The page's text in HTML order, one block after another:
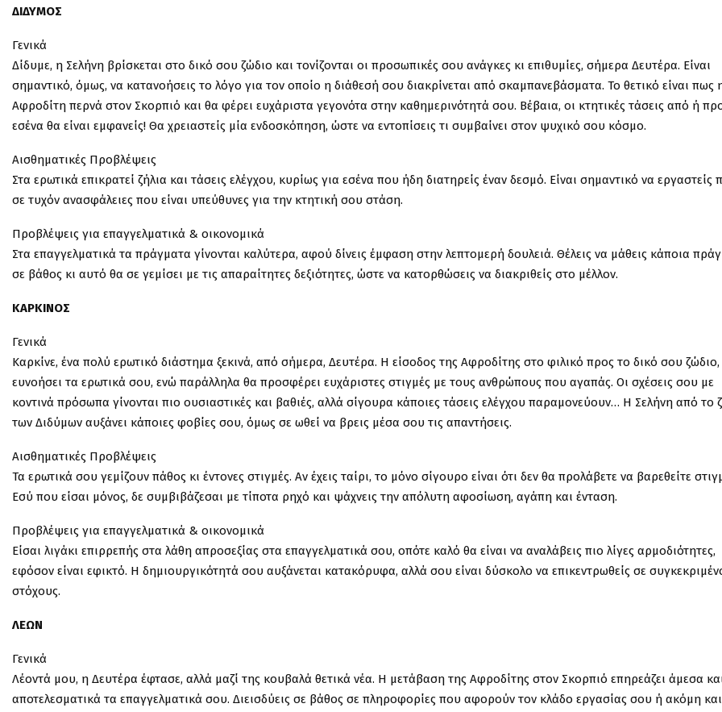
ΔΙΔΥΜΟΣ
Γενικά
Δίδυμε, η Σελήνη βρίσκεται στο δικό σου ζώδιο και τονίζονται οι προσωπικές σου ανάγκες κι επιθυμίες, σήμερα Δευτέρα. Είναι
σημαντικό, όμως, να κατανοήσεις το λόγο για τον οποίο η διάθεσή σου διακρίνεται από σκαμπανεβάσματα. Το θετικό είναι πως
Αφροδίτη περνά στον Σκορπιό και θα φέρει ευχάριστα γεγονότα στην καθημερινότητά σου. Βέβαια, οι κτητικές τάσεις από ή
εσένα θα είναι εμφανείς! Θα χρειαστείς μία ενδοσκόπηση, ώστε να εντοπίσεις τι συμβαίνει στον ψυχικό σου κόσμο.
Αισθηματικές Προβλέψεις
Στα ερωτικά επικρατεί ζήλια και τάσεις ελέγχου, κυρίως για εσένα που ήδη διατηρείς έναν δεσμό. Είναι σημαντικό να εργαστείς
σε τυχόν ανασφάλειες που είναι υπεύθυνες για την κτητική σου στάση.
Προβλέψεις για επαγγελματικά & οικονομικά
Στα επαγγελματικά τα πράγματα γίνονται καλύτερα, αφού δίνεις έμφαση στην λεπτομερή δουλειά. Θέλεις να μάθεις κάποια
σε βάθος κι αυτό θα σε γεμίσει με τις απαραίτητες δεξιότητες, ώστε να κατορθώσεις να διακριθείς στο μέλλον.
ΚΑΡΚΙΝΟΣ
Γενικά
Καρκίνε, ένα πολύ ερωτικό διάστημα ξεκινά, από σήμερα, Δευτέρα. Η είσοδος της Αφροδίτης στο φιλικό προς το δικό σου
ευνοήσει τα ερωτικά σου, ενώ παράλληλα θα προσφέρει ευχάριστες στιγμές με τους ανθρώπους που αγαπάς. Οι σχέσεις σου με
κοντινά πρόσωπα γίνονται πιο ουσιαστικές και βαθιές, αλλά σίγουρα κάποιες τάσεις ελέγχου παραμονεύουν… Η Σελήνη από το
των Διδύμων αυξάνει κάποιες φοβίες σου, όμως σε ωθεί να βρεις μέσα σου τις απαντήσεις.
Αισθηματικές Προβλέψεις
Τα ερωτικά σου γεμίζουν πάθος κι έντονες στιγμές. Αν έχεις ταίρι, το μόνο σίγουρο είναι ότι δεν θα προλάβετε να βαρεθείτε
Εσύ που είσαι μόνος, δε συμβιβάζεσαι με τίποτα ρηχό και ψάχνεις την απόλυτη αφοσίωση, αγάπη και ένταση.
Προβλέψεις για επαγγελματικά & οικονομικά
Είσαι λιγάκι επιρρεπής στα λάθη απροσεξίας στα επαγγελματικά σου, οπότε καλό θα είναι να αναλάβεις πιο λίγες αρμοδιότητες,
εφόσον είναι εφικτό. Η δημιουργικότητά σου αυξάνεται κατακόρυφα, αλλά σου είναι δύσκολο να επικεντρωθείς σε
στόχους.
ΛΕΩΝ
Γενικά
Λέοντά μου, η Δευτέρα έφτασε, αλλά μαζί της κουβαλά θετικά νέα. Η μετάβαση της Αφροδίτης στον Σκορπιό επηρεάζει άμεσα
αποτελεσματικά τα επαγγελματικά σου. Διεισδύεις σε βάθος σε πληροφορίες που αφορούν τον κλάδο εργασίας σου ή ακόμη